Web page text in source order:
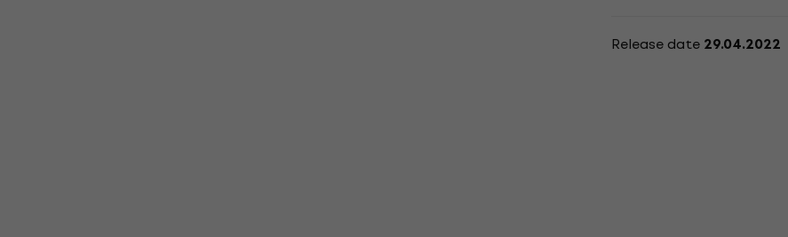
Release date 29.04.2022